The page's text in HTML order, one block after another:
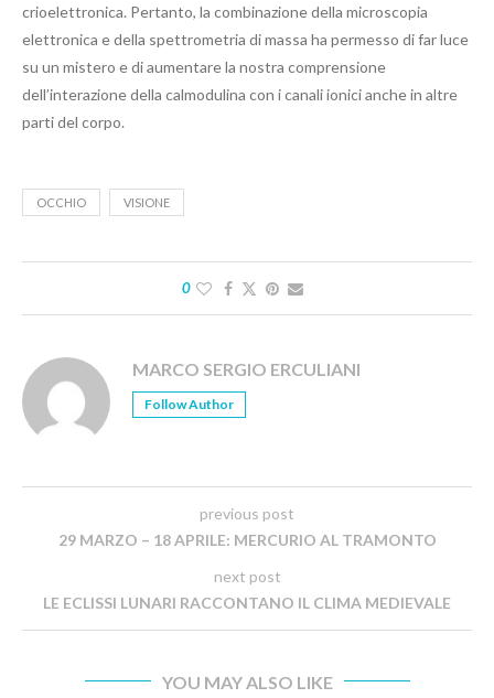
crioelettronica. Pertanto, la combinazione della microscopia
elettronica e della spettrometria di massa ha permesso di far luce
su un mistero e di aumentare la nostra comprensione
dell’interazione della calmodulina con i canali ionici anche in altre
parti del corpo.
OCCHIO VISIONE
0
MARCO SERGIO ERCULIANI
Follow Author
previous post
29 MARZO – 18 APRILE: MERCURIO AL TRAMONTO
next post
LE ECLISSI LUNARI RACCONTANO IL CLIMA MEDIEVALE
YOU MAY ALSO LIKE